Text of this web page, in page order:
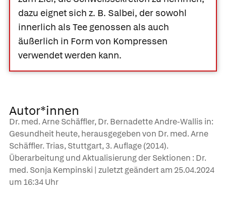
dazu eignet sich z. B. Salbei, der sowohl
innerlich als Tee genossen als auch
äußerlich in Form von Kompressen
verwendet werden kann.
Autor*innen
Dr. med. Arne Schäffler, Dr. Bernadette Andre-Wallis in:
Gesundheit heute, herausgegeben von Dr. med. Arne
Schäffler. Trias, Stuttgart, 3. Auflage (2014).
Überarbeitung und Aktualisierung der Sektionen : Dr.
med. Sonja Kempinski | zuletzt geändert am 25.04.2024
um 16:34 Uhr